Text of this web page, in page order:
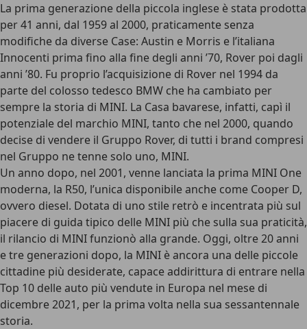
La prima generazione della piccola inglese è stata prodotta
per 41 anni, dal 1959 al 2000, praticamente senza
modifiche da diverse Case: Austin e Morris e l’italiana
Innocenti prima fino alla fine degli anni ’70, Rover poi dagli
anni ’80. Fu proprio l’acquisizione di Rover nel 1994 da
parte del colosso tedesco BMW che ha cambiato per
sempre la storia di MINI. La Casa bavarese, infatti, capì il
potenziale del marchio MINI, tanto che nel 2000, quando
decise di vendere il Gruppo Rover, di tutti i brand compresi
nel Gruppo ne tenne solo uno, MINI.
Un anno dopo, nel 2001, venne lanciata la prima MINI One
moderna, la R50, l’unica disponibile anche come Cooper D,
ovvero diesel. Dotata di uno stile retrò e incentrata più sul
piacere di guida tipico delle MINI più che sulla sua praticità,
il rilancio di MINI funzionò alla grande. Oggi, oltre 20 anni
e tre generazioni dopo, la MINI è ancora una delle piccole
cittadine più desiderate, capace addirittura di entrare nella
Top 10 delle auto più vendute in Europa nel mese di
dicembre 2021, per la prima volta nella sua sessantennale
storia.